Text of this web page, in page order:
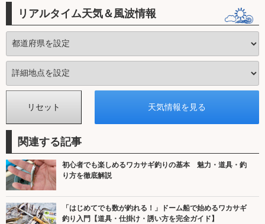
リアルタイム天気＆風波情報
関連する記事
初心者でも楽しめるワカサギ釣りの基本 魅力・道具・釣
り方を徹底解説
「はじめてでも数が釣れる！」ドーム船で始めるワカサギ
釣り入門【道具・仕掛け・誘い方を完全ガイド】